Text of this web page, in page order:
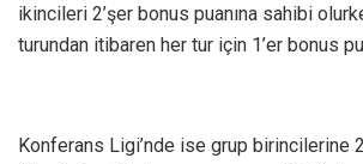
ikincileri 2’şer bonus puanına sahibi
turundan itibaren her tur için 1’er bonus
Konferans Ligi’nde ise grup birincilerine